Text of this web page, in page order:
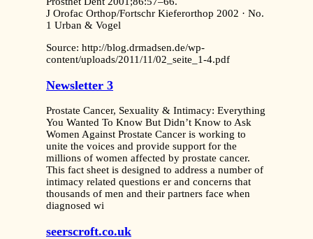
J Orofac Orthop/Fortschr Kieferorthop 2002 · No.
1 Urban & Vogel
Source: http://blog.drmadsen.de/wp-
content/uploads/2011/11/02_seite_1-4.pdf
Newsletter 3
Prostate Cancer, Sexuality & Intimacy: Everything
You Wanted To Know But Didn’t Know to Ask
Women Against Prostate Cancer is working to
unite the voices and provide support for the
millions of women affected by prostate cancer.
This fact sheet is designed to address a number of
intimacy related questions er and concerns that
thousands of men and their partners face when
diagnosed wi
seerscroft.co.uk